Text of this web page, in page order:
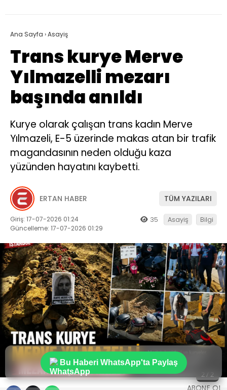
Ana Sayfa ›Asayiş
Trans kurye Merve
Yılmazelli mezarı
başında anıldı
Kurye olarak çalışan trans kadın Merve
Yılmazeli, E-5 üzerinde makas atan bir trafik
magandasının neden olduğu kaza
yüzünden hayatını kaybetti.
ERTAN HABER TÜM YAZILARI
Giriş: 17-07-2026 01:24
Güncelleme: 17-07-2026 01:29
35 Asayiş Bilgi
ABONE OL
2 / 2
Bu Haberi WhatsApp'ta Paylaş